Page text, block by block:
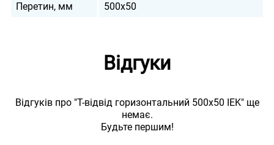
Перетин, мм
500х50
Відгуки
Відгуків про "Т-відвід горизонтальний 500х50 IEK" ще
немає.
Будьте першим!